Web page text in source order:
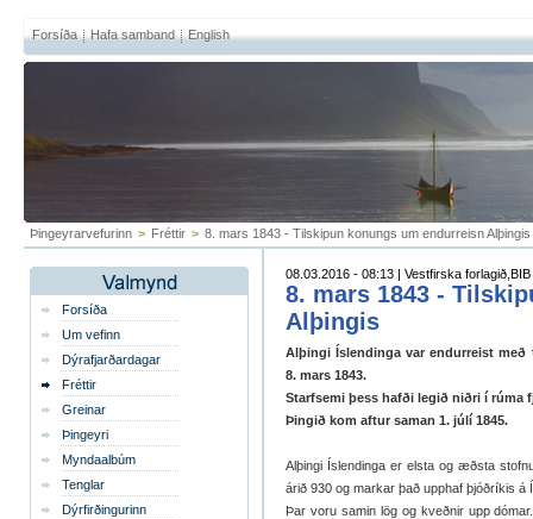
Forsíða Hafa samband English
Þingeyrarvefurinn > Fréttir > 8. mars 1843 - Tilskipun konungs um endurreisn Alþingis
Forsíða
Um vefinn
Dýrafjarðardagar
Fréttir
Greinar
Þingeyri
Myndaalbúm
Tenglar
Dýrfirðingurinn
08.03.2016 - 08:13 | Vestfirska forlagið,BIB
8. mars 1843 -
Alþingis
Alþingi Íslendinga var endurreist
8. mars 1843.
Starfsemi þess hafði legið niðri í rúma
Þingið kom aftur saman 1. júlí 1845.
Alþingi Íslendinga er elsta og æðsta
árið 930 og markar það upphaf þjóðríkis á
Þar voru samin lög og kveðnir upp